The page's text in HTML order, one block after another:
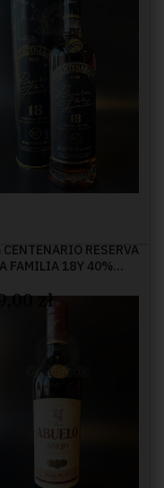
CENTENARIO RESERVA
FAMILIA 18Y 40%
zł